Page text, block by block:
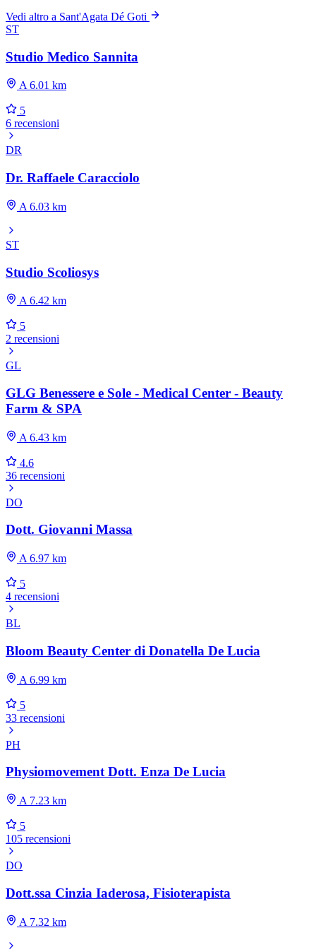
Vedi altro a Sant'Agata Dé Goti
ST
Studio Medico Sannita
A 6.01 km
5
6 recensioni
DR
Dr. Raffaele Caracciolo
A 6.03 km
ST
Studio Scoliosys
A 6.42 km
5
2 recensioni
GL
GLG Benessere e Sole - Medical Center - Beauty
Farm & SPA
A 6.43 km
4.6
36 recensioni
DO
Dott. Giovanni Massa
A 6.97 km
5
4 recensioni
BL
Bloom Beauty Center di Donatella De Lucia
A 6.99 km
5
33 recensioni
PH
Physiomovement Dott. Enza De Lucia
A 7.23 km
5
105 recensioni
DO
Dott.ssa Cinzia Iaderosa, Fisioterapista
A 7.32 km